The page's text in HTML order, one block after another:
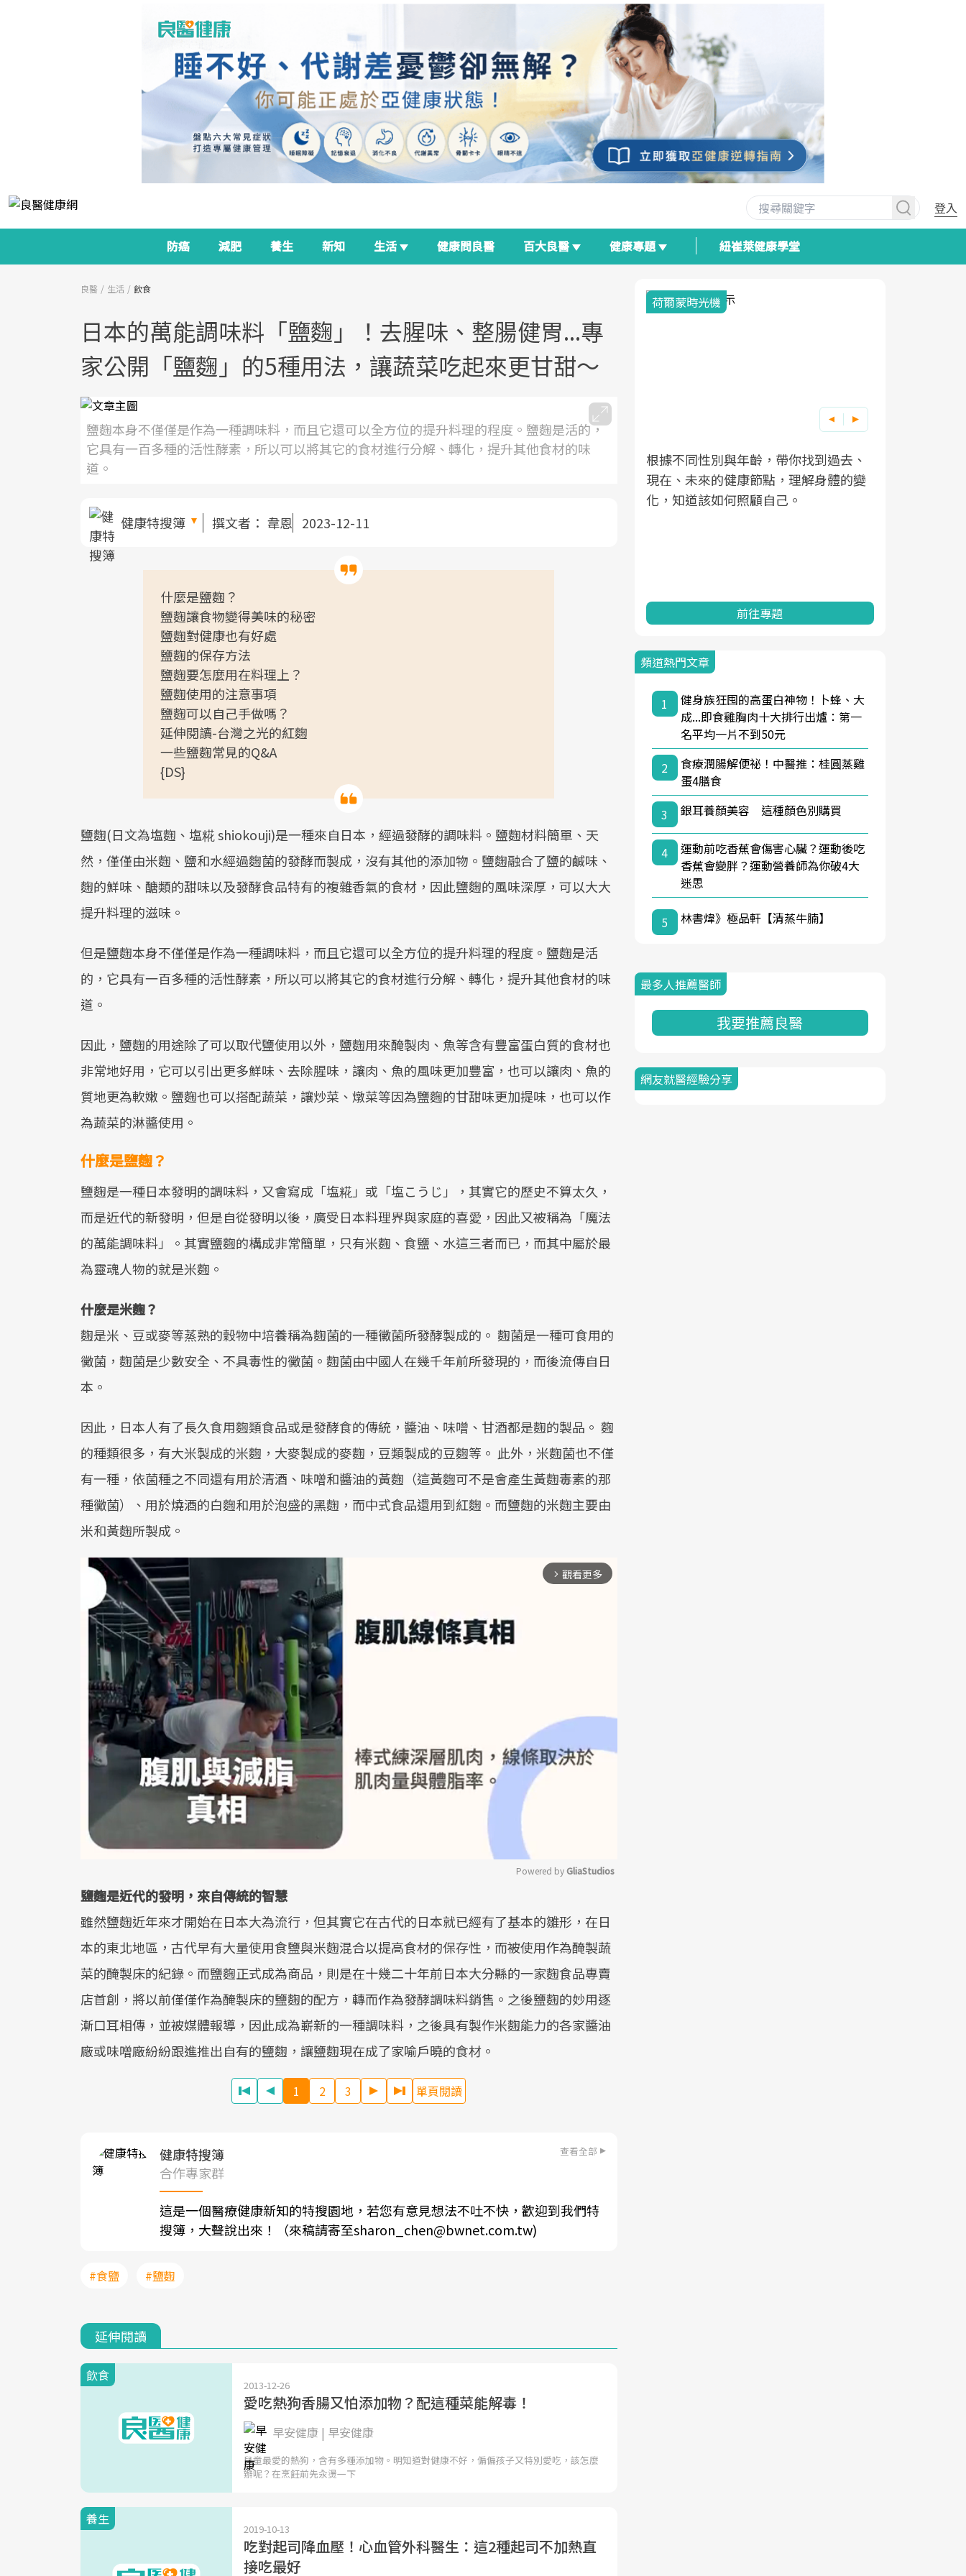
登入
防癌 減肥 養生 新知 生活 健康問良醫 百大良醫 健康專題 紐崔萊健康學堂
良醫 生活 飲食
日本的萬能調味料「鹽麴」！去腥味、整腸健胃...專
家公開「鹽麴」的5種用法，讓蔬菜吃起來更甘甜～
鹽麴本身不僅僅是作為一種調味料，而且它還可以全方位的提升料理的程度。鹽麴是活的，
它具有一百多種的活性酵素，所以可以將其它的食材進行分解、轉化，提升其他食材的味
道。
健康特搜簿 撰文者： 韋恩 2023-12-11
什麼是鹽麴？
鹽麴讓食物變得美味的秘密
鹽麴對健康也有好處
鹽麴的保存方法
鹽麴要怎麼用在料理上？
鹽麴使用的注意事項
鹽麴可以自己手做嗎？
延伸閱讀-台灣之光的紅麴
一些鹽麴常見的Q&A
{DS}
鹽麴(日文為塩麴、塩糀 shiokouji)是一種來自日本，經過發酵的調味料。鹽麴材料簡單、天
然，僅僅由米麴、鹽和水經過麴菌的發酵而製成，沒有其他的添加物。鹽麴融合了鹽的鹹味、
麴的鮮味、醣類的甜味以及發酵食品特有的複雜香氣的食材，因此鹽麴的風味深厚，可以大大
提升料理的滋味。
但是鹽麴本身不僅僅是作為一種調味料，而且它還可以全方位的提升料理的程度。鹽麴是活
的，它具有一百多種的活性酵素，所以可以將其它的食材進行分解、轉化，提升其他食材的味
道。
因此，鹽麴的用途除了可以取代鹽使用以外，鹽麴用來醃製肉、魚等含有豐富蛋白質的食材也
非常地好用，它可以引出更多鮮味、去除腥味，讓肉、魚的風味更加豐富，也可以讓肉、魚的
質地更為軟嫩。鹽麴也可以搭配蔬菜，讓炒菜、燉菜等因為鹽麴的甘甜味更加提味，也可以作
為蔬菜的淋醬使用。
什麼是鹽麴？
鹽麴是一種日本發明的調味料，又會寫成「塩糀」或「塩こうじ」，其實它的歷史不算太久，
而是近代的新發明，但是自從發明以後，廣受日本料理界與家庭的喜愛，因此又被稱為「魔法
的萬能調味料」。其實鹽麴的構成非常簡單，只有米麴、食鹽、水這三者而已，而其中屬於最
為靈魂人物的就是米麴。
什麼是米麴？
麴是米、豆或麥等蒸熟的穀物中培養稱為麴菌的一種黴菌所發酵製成的。 麴菌是一種可食用的
黴菌，麴菌是少數安全、不具毒性的黴菌。麴菌由中國人在幾千年前所發現的，而後流傳自日
本。
因此，日本人有了長久食用麴類食品或是發酵食的傳統，醬油、味噌、甘酒都是麴的製品。 麴
的種類很多，有大米製成的米麴，大麥製成的麥麴，豆類製成的豆麴等。 此外，米麴菌也不僅
有一種，依菌種之不同還有用於清酒、味噌和醬油的黃麴（這黃麴可不是會產生黃麴毒素的那
種黴菌）、用於燒酒的白麴和用於泡盛的黑麴，而中式食品還用到紅麴。而鹽麴的米麴主要由
米和黃麴所製成。
arrow_forward_ios 觀看更多
Mute
Powered by GliaStudios
鹽麴是近代的發明，來自傳統的智慧
雖然鹽麴近年來才開始在日本大為流行，但其實它在古代的日本就已經有了基本的雛形，在日
本的東北地區，古代早有大量使用食鹽與米麴混合以提高食材的保存性，而被使用作為醃製蔬
菜的醃製床的紀錄。而鹽麴正式成為商品，則是在十幾二十年前日本大分縣的一家麴食品專賣
店首創，將以前僅僅作為醃製床的鹽麴的配方，轉而作為發酵調味料銷售。之後鹽麴的妙用逐
漸口耳相傳，並被媒體報導，因此成為嶄新的一種調味料，之後具有製作米麴能力的各家醬油
廠或味噌廠紛紛跟進推出自有的鹽麴，讓鹽麴現在成了家喻戶曉的食材。
1 2 3 單頁閱讀
健康特搜簿 查看全部
合作專家群
這是一個醫療健康新知的特搜園地，若您有意見想法不吐不快，歡迎到我們特
搜簿，大聲說出來！（來稿請寄至sharon_chen@bwnet.com.tw)
#食鹽 #鹽麴
延伸閱讀
飲食
2013-12-26
愛吃熱狗香腸又怕添加物？配這種菜能解毒！
早安健康 | 早安健康
兒童最愛的熱狗，含有多種添加物。明知道對健康不好，偏偏孩子又特別愛吃，該怎麼
辦呢？在烹飪前先汆燙一下
養生
2019-10-13
吃對起司降血壓！心血管外科醫生：這2種起司不加熱直
接吃最好
面對超高齡社會的浪潮，台灣正在快速
2025年，就到良醫生活祭體驗「一站式
良醫健康網從「換季的身體變化」出
荷爾蒙時光機
根據不同性別與年齡，帶你找到過去、
現在、未來的健康節點，理解身體的變
化，知道該如何照顧自己。
前往專題
頻道熱門文章
1
健身族狂囤的高蛋白神物！卜蜂、大
成...即食雞胸肉十大排行出爐：第一
名平均一片不到50元
2
食療潤腸解便祕！中醫推：桂圓蒸雞
蛋4膳食
3
銀耳養顏美容 這種顏色別購買
4
運動前吃香蕉會傷害心臟？運動後吃
香蕉會變胖？運動營養師為你破4大
迷思
5 林書煒》極品軒【清蒸牛腩】
最多人推薦醫師
我要推薦良醫
網友就醫經驗分享